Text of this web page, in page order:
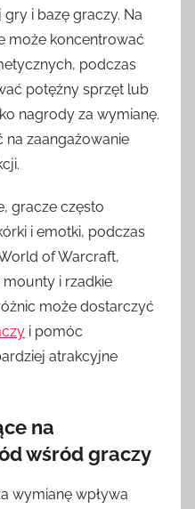
i bazę graczy. Na
może koncentrować
podczas
potężny sprzęt lub
nagrody za wymianę.
na zaangażowanie
gracze często
i emotki, podczas
of Warcraft,
i rzadkie
może dostarczyć
i pomóc
atrakcyjne
na
wśród graczy
wymianę wpływa